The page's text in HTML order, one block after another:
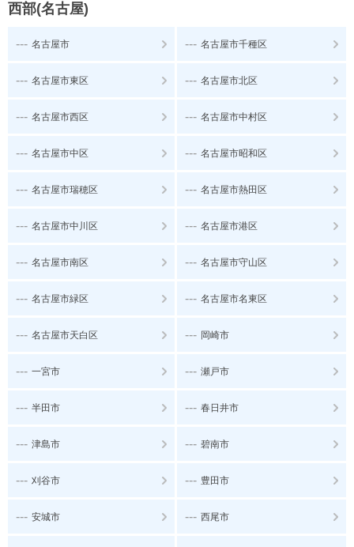
西部(名古屋)
--- 名古屋市 --- 名古屋市千種区
--- 名古屋市東区 --- 名古屋市北区
--- 名古屋市西区 --- 名古屋市中村区
--- 名古屋市中区 --- 名古屋市昭和区
--- 名古屋市瑞穂区 --- 名古屋市熱田区
--- 名古屋市中川区 --- 名古屋市港区
--- 名古屋市南区 --- 名古屋市守山区
--- 名古屋市緑区 --- 名古屋市名東区
--- 名古屋市天白区 --- 岡崎市
--- 一宮市 --- 瀬戸市
--- 半田市 --- 春日井市
--- 津島市 --- 碧南市
--- 刈谷市 --- 豊田市
--- 安城市 --- 西尾市